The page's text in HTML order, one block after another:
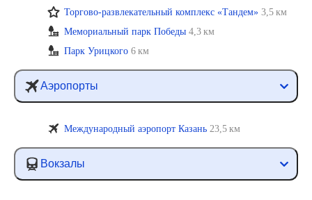
Торгово-развлекательный комплекс «Тандем» 3,5 км
Мемориальный парк Победы 4,3 км
Парк Урицкого 6 км
Аэропорты
Международный аэропорт Казань 23,5 км
Вокзалы